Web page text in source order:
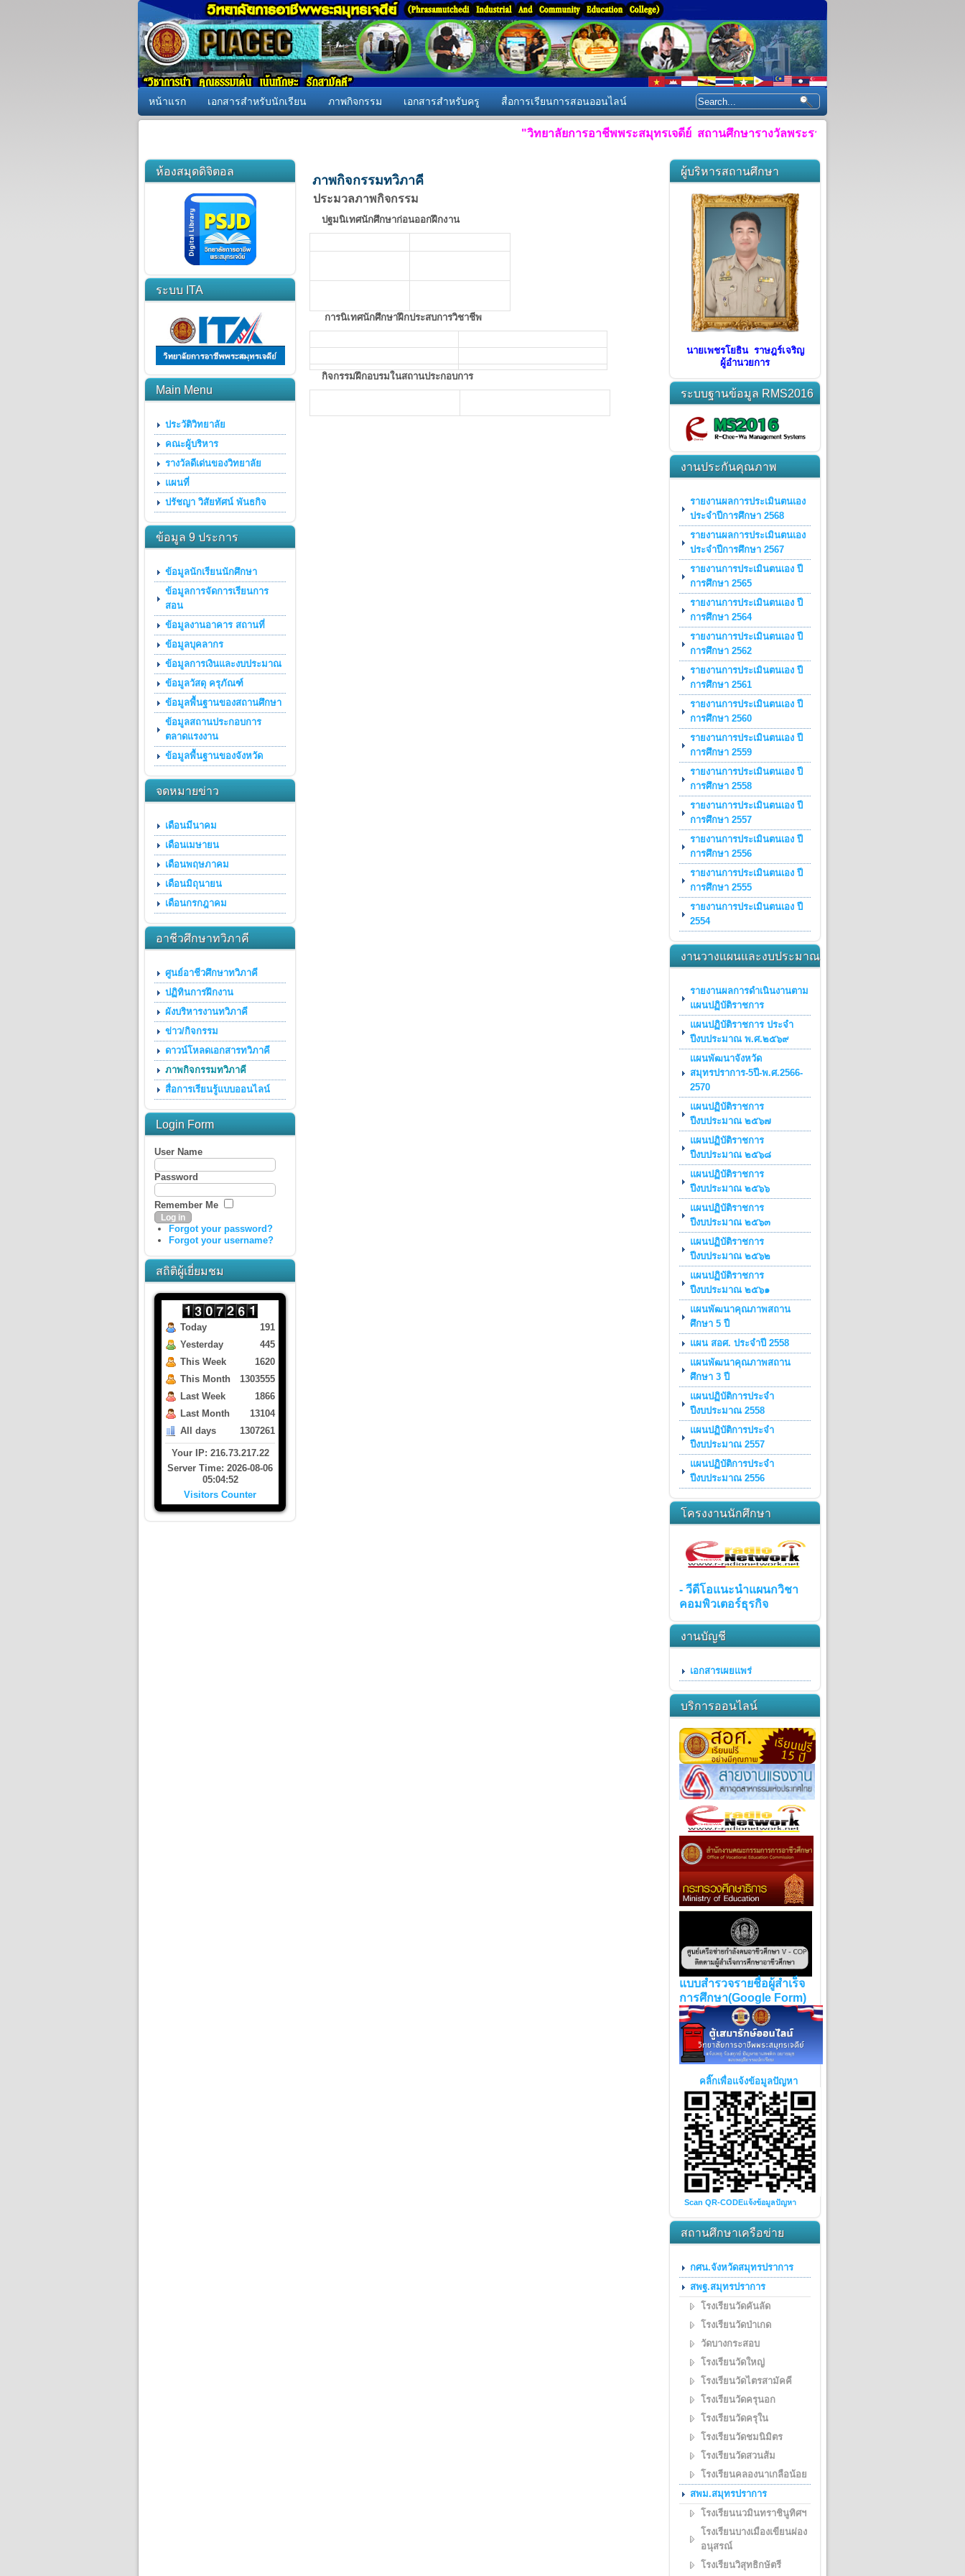
หน้าแรก เอกสารสำหรับนักเรียน ภาพกิจกรรม เอกสารสำหรับครู สื่อการเรียนการสอนออนไลน์
"วิทยาลัยการอาชีพพระสมุทรเจดีย์ สถานศึกษารางวัลพระราชทาน ประจำปีการศึกษา ๒๕๕๘"
ห้องสมุดดิจิตอล
ระบบ ITA
Main Menu
ประวัติวิทยาลัย
คณะผู้บริหาร
รางวัลดีเด่นของวิทยาลัย
แผนที่
ปรัชญา วิสัยทัศน์ พันธกิจ
ข้อมูล 9 ประการ
ข้อมูลนักเรียนนักศึกษา
ข้อมูลการจัดการเรียนการ
สอน
ข้อมูลงานอาคาร สถานที่
ข้อมูลบุคลากร
ข้อมูลการเงินและงบประมาณ
ข้อมูลวัสดุ ครุภัณฑ์
ข้อมูลพื้นฐานของสถานศึกษา
ข้อมูลสถานประกอบการ
ตลาดแรงงาน
ข้อมูลพื้นฐานของจังหวัด
จดหมายข่าว
เดือนมีนาคม
เดือนเมษายน
เดือนพฤษภาคม
เดือนมิถุนายน
เดือนกรกฎาคม
อาชีวศึกษาทวิภาคี
ศูนย์อาชีวศึกษาทวิภาคี
ปฏิทินการฝึกงาน
ผังบริหารงานทวิภาคี
ข่าว/กิจกรรม
ดาวน์โหลดเอกสารทวิภาคี
ภาพกิจกรรมทวิภาคี
สื่อการเรียนรู้แบบออนไลน์
Login Form
User Name
Password
Remember Me
Forgot your password?
Forgot your username?
สถิติผู้เยี่ยมชม
Today
Yesterday
This Week
This Month
Last Week
Last Month
All days
191
445
1620
1303555
1866
13104
1307261
Your IP: 216.73.217.22
Server Time: 2026-08-06
05:04:52
Visitors Counter
ภาพกิจกรรมทวิภาคี
ประมวลภาพกิจกรรม
ปฐมนิเทศนักศึกษาก่อนออกฝึกงาน
การนิเทศนักศึกษาฝึกประสบการวิชาชีพ
กิจกรรมฝึกอบรมในสถานประกอบการ
ผู้บริหารสถานศึกษา
นายเพชรโยธิน ราษฎร์เจริญ
ผู้อำนวยการ
ระบบฐานข้อมูล RMS2016
งานประกันคุณภาพ
รายงานผลการประเมินตนเอง
ประจำปีการศึกษา 2568
รายงานผลการประเมินตนเอง
ประจำปีการศึกษา 2567
รายงานการประเมินตนเอง ปี
การศึกษา 2565
รายงานการประเมินตนเอง ปี
การศึกษา 2564
รายงานการประเมินตนเอง ปี
การศึกษา 2562
รายงานการประเมินตนเอง ปี
การศึกษา 2561
รายงานการประเมินตนเอง ปี
การศึกษา 2560
รายงานการประเมินตนเอง ปี
การศึกษา 2559
รายงานการประเมินตนเอง ปี
การศึกษา 2558
รายงานการประเมินตนเอง ปี
การศึกษา 2557
รายงานการประเมินตนเอง ปี
การศึกษา 2556
รายงานการประเมินตนเอง ปี
การศึกษา 2555
รายงานการประเมินตนเอง ปี
2554
งานวางแผนและงบประมาณ
รายงานผลการดำเนินงานตาม
แผนปฏิบัติราชการ
แผนปฏิบัติราชการ ประจำ
ปีงบประมาณ พ.ศ.๒๕๖๙
เเผนพัฒนาจังหวัด
สมุทรปราการ-5ปี-พ.ศ.2566-
2570
แผนปฏิบัติราชการ
ปีงบประมาณ ๒๕๖๗
แผนปฏิบัติราชการ
ปีงบประมาณ ๒๕๖๘
แผนปฏิบัติราชการ
ปีงบประมาณ ๒๕๖๖
แผนปฏิบัติราชการ
ปีงบประมาณ ๒๕๖๓
แผนปฏิบัติราชการ
ปีงบประมาณ ๒๕๖๒
แผนปฏิบัติราชการ
ปีงบประมาณ ๒๕๖๑
แผนพัฒนาคุณภาพสถาน
ศึกษา 5 ปี
แผน สอศ. ประจำปี 2558
แผนพัฒนาคุณภาพสถาน
ศึกษา 3 ปี
แผนปฏิบัติการประจำ
ปีงบประมาณ 2558
แผนปฏิบัติการประจำ
ปีงบประมาณ 2557
แผนปฏิบัติการประจำ
ปีงบประมาณ 2556
โครงงานนักศึกษา
- วีดีโอแนะนำแผนกวิชา
คอมพิวเตอร์ธุรกิจ
งานบัญชี
เอกสารเผยแพร่
บริการออนไลน์
แบบสำรวจรายชื่อผู้สำเร็จ
การศึกษา(Google Form)
คลิ๊กเพื่อแจ้งข้อมูลปัญหา
Scan QR-CODEแจ้งข้อมูลปัญหา
สถานศึกษาเครือข่าย
กศน.จังหวัดสมุทรปราการ
สพฐ.สมุทรปราการ
โรงเรียนวัดคันลัด
โรงเรียนวัดป่าเกด
วัดบางกระสอบ
โรงเรียนวัดใหญ่
โรงเรียนวัดไตรสามัคคี
โรงเรียนวัดครุนอก
โรงเรียนวัดครุใน
โรงเรียนวัดชมนิมิตร
โรงเรียนวัดสวนส้ม
โรงเรียนคลองนาเกลือน้อย
สพม.สมุทรปราการ
โรงเรียนนวมินทราชินูทิศฯ
โรงเรียนบางเมืองเขียนผ่อง
อนุสรณ์
โรงเรียนวิสุทธิกษัตรี